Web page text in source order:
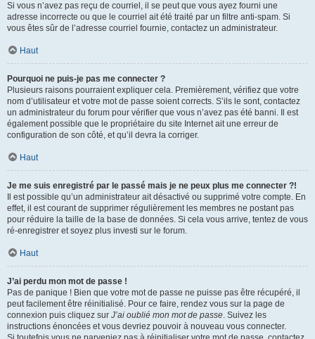
Si vous n’avez pas reçu de courriel, il se peut que vous ayez fourni une
adresse incorrecte ou que le courriel ait été traité par un filtre anti-spam. Si
vous êtes sûr de l’adresse courriel fournie, contactez un administrateur.
Haut
Pourquoi ne puis-je pas me connecter ?
Plusieurs raisons pourraient expliquer cela. Premièrement, vérifiez que votre
nom d’utilisateur et votre mot de passe soient corrects. S’ils le sont, contactez
un administrateur du forum pour vérifier que vous n’avez pas été banni. Il est
également possible que le propriétaire du site Internet ait une erreur de
configuration de son côté, et qu’il devra la corriger.
Haut
Je me suis enregistré par le passé mais je ne peux plus me connecter ?!
Il est possible qu’un administrateur ait désactivé ou supprimé votre compte. En
effet, il est courant de supprimer régulièrement les membres ne postant pas
pour réduire la taille de la base de données. Si cela vous arrive, tentez de vous
ré-enregistrer et soyez plus investi sur le forum.
Haut
J’ai perdu mon mot de passe !
Pas de panique ! Bien que votre mot de passe ne puisse pas être récupéré, il
peut facilement être réinitialisé. Pour ce faire, rendez vous sur la page de
connexion puis cliquez sur J’ai oublié mon mot de passe. Suivez les
instructions énoncées et vous devriez pouvoir à nouveau vous connecter.